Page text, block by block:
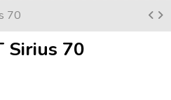
70
Sirius 70